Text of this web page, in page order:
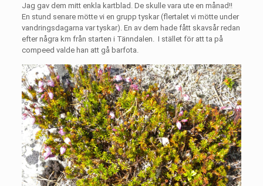
Jag gav dem mitt enkla kartblad. De skulle vara ute en månad!!
En stund senare mötte vi en grupp tyskar (flertalet vi mötte under
vandringsdagarna var tyskar). En av dem hade fått skavsår redan
efter några km från starten i Tänndalen. I stället för att ta på
compeed valde han att gå barfota.